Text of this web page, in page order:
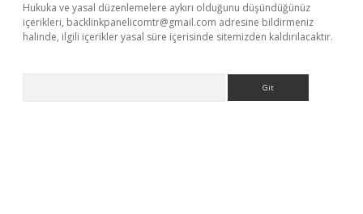
Hukuka ve yasal düzenlemelere aykırı olduğunu düşündüğünüz
içerikleri, backlinkpanelicomtr@gmail.com adresine bildirmeniz
halinde, ilgili içerikler yasal süre içerisinde sitemizden kaldırılacaktır.